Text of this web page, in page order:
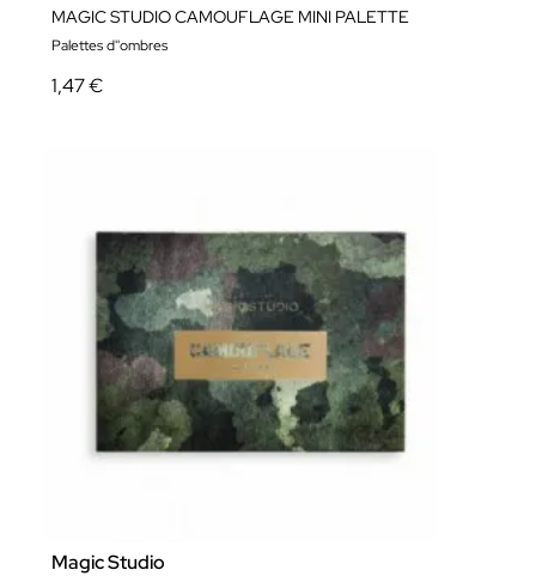
MAGIC STUDIO CAMOUFLAGE MINI PALETTE
Palettes d''ombres
1,47 €
Magic Studio